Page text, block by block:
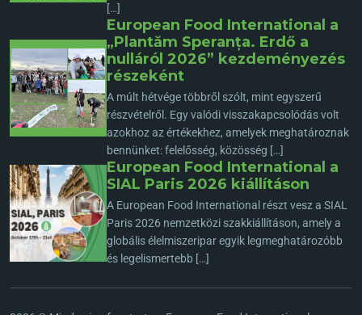
[…]
European Food International a
„Plantăm Speranța. Erdő a
nulláról 2026” kezdeményezés
részeként
A múlt hétvége többről szólt, mint egyszerű
részvételről. Egy valódi visszakapcsolódás volt
azokhoz az értékekhez, amelyek meghatároznak
bennünket: felelősség, közösség […]
European Food International a
SIAL Paris 2026 kiállításon
A European Food International részt vesz a SIAL
Paris 2026 nemzetközi szakkiállításon, amely a
globális élelmiszeripar egyik legmeghatározóbb
és legelismertebb […]